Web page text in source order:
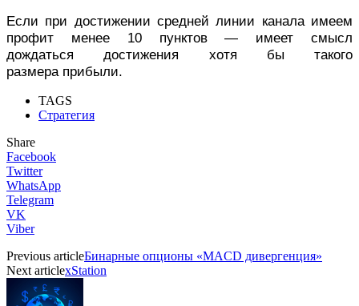
Если при достижении средней линии канала имеем
профит менее 10 пунктов — имеет смысл
дождаться достижения хотя бы такого
размера прибыли.
TAGS
Стратегия
Share
Facebook
Twitter
WhatsApp
Telegram
VK
Viber
Previous articleБинарные опционы «MACD дивергенция»
Next articlexStation